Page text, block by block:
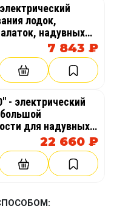
лодок,
надувных
7 843 ₽
- электрический
для надувных
палаток,
22 660 ₽